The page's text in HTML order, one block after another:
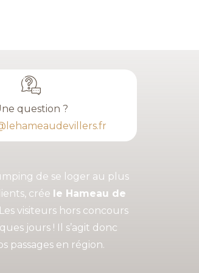
question ?
de se loger au plus
crée le Hameau de
visiteurs hors concours
jours ! Il s’agit donc
passages en région.